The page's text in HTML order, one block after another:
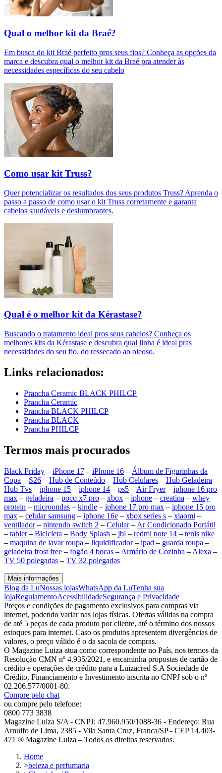
Qual o melhor kit da Braé?
Em busca do kit Braé perfeito pros seus fios? Conheça as opções da
marca e descubra qual o melhor kit da Braé pra atender às
necessidades específicas do seu cabelo
Como usar kit Truss?
Quer potencializar os resultados dos seus produtos Truss? Aprenda o
passo a passo de como usar o kit Truss corretamente e garanta
cabelos saudáveis e deslumbrantes.
Qual é o melhor kit da Kérastase?
Buscando o tratamento ideal pros seus cabelos? Conheça os
melhores kits da Kérastase e descubra qual linha é ideal pras
necessidades do seu fio, do ressecado ao oleoso.
Links relacionados:
Prancha Ceramic BLACK PHILCP
Prancha Ceramic
Prancha BLACK PHILCP
Prancha BLACK
Prancha PHILCP
Termos mais procurados
Black Friday – iPhone 17 – iPhone 16 – Álbum de Figurinhas da
Copa – S26 – Hub de Conteúdo – Hub Celulares – Hub Geladeira –
Hub Tvs – iphone 15 – iphone 14 – ps5 – Air Fryer– iphone 16 pro
max – geladeira – poco x7 pro – xbox – iphone – creatina – whey
protein – microondas – kindle – iphone 17 pro max – iphone 15 pro
max – celular samsung – iphone 16e – xbox series s – xiaomi –
ventilador– nintendo switch 2 – Celular– Ar Condicionado Portátil
– tablet – Bicicleta – Body Splash – jbl – redmi note 14 – tenis nike
– maquina de lavar roupa – liquidificador– ipad – guarda roupa –
geladeira frost free – fogão 4 bocas – Armário de Cozinha – Alexa –
TV 50 polegadas – TV 32 polegadas
Mais informações
Blog da LuNossas lojasWhatsApp da LuTenha sua
lojaRegulamentoAcessibilidadeSegurança e Privacidade
Preços e condições de pagamento exclusivos para compras via
internet, podendo variar nas lojas físicas. Ofertas válidas na compra
de até 5 peças de cada produto por cliente, até o término dos nossos
estoques para internet. Caso os produtos apresentem divergências de
valores, o preço válido é o da sacola de compras.
O Magazine Luiza atua como correspondente no País, nos termos da
Resolução CMN nº 4.935/2021, e encaminha propostas de cartão de
crédito e operações de crédito para a Luizacred S.A Sociedade de
Crédito, Financiamento e Investimento inscrita no CNPJ sob o nº
02.206.577/0001-80.
Compre pelo chat
ou compre pelo telefone:
0800 773 3838
Magazine Luiza S/A - CNPJ: 47.960.950/1088-36 - Endereço: Rua
Arnulfo de Lima, 2385 - Vila Santa Cruz, Franca/SP - CEP 14.403-
471 ® Magazine Luiza – Todos os direitos reservados.
Home
>beleza e perfumaria